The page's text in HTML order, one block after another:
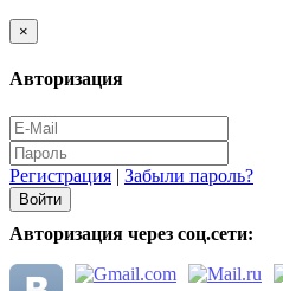
×
Авторизация
Регистрация | Забыли пароль?
Авторизация через соц.сети: